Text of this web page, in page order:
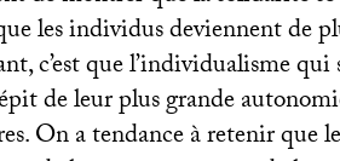
les individus deviennent de
c’est que l’individualisme
de leur plus grande
On a tendance à retenir que